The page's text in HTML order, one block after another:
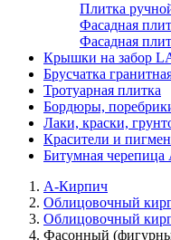
Плитка
Фасадная
Фасадная
Крышки на забор
Брусчатка
Тротуарная плитка
Бордюры,
Лаки, краски,
Красители и
Битумная
А-Кирпич
Облицовочный
Облицовочный
Фасонный